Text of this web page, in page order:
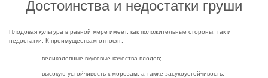
Достоинства и недостатки груши
Плодовая культура в равной мере имеет, как положительные стороны, так и
недостатки. К преимуществам относят:
великолепные вкусовые качества плодов;
высокую устойчивость к морозам, а также засухоустойчивость;